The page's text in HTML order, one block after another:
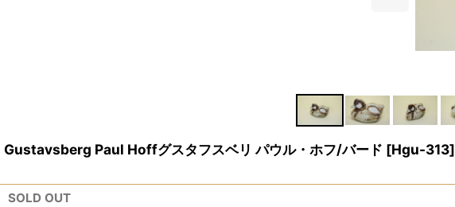
Gustavsberg Paul Hoffグスタフスベリ パウル・ホフ/バード [Hgu-313]
SOLD OUT